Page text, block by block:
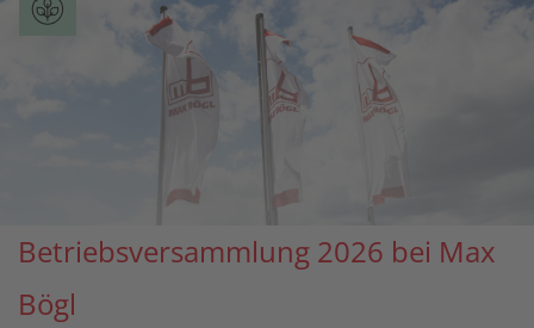
Betriebsversammlung 2026 bei Max
Bögl